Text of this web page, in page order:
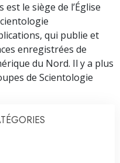
le siège de l’Église
qui publie et
enregistrées de
du Nord. Il y a plus
de Scientologie